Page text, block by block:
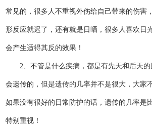
常见的，很多人不重视外伤给自己带来的伤害
形反应就迟了，还有就是日晒，很多人喜欢日
会产生适得其反的效果！
2、不管是什么疾病，都是有先天和后天的
会遗传的，但是遗传的几率并不是很大，大家
如果没有很好的日常防护的话，遗传的几率是
特别重视！